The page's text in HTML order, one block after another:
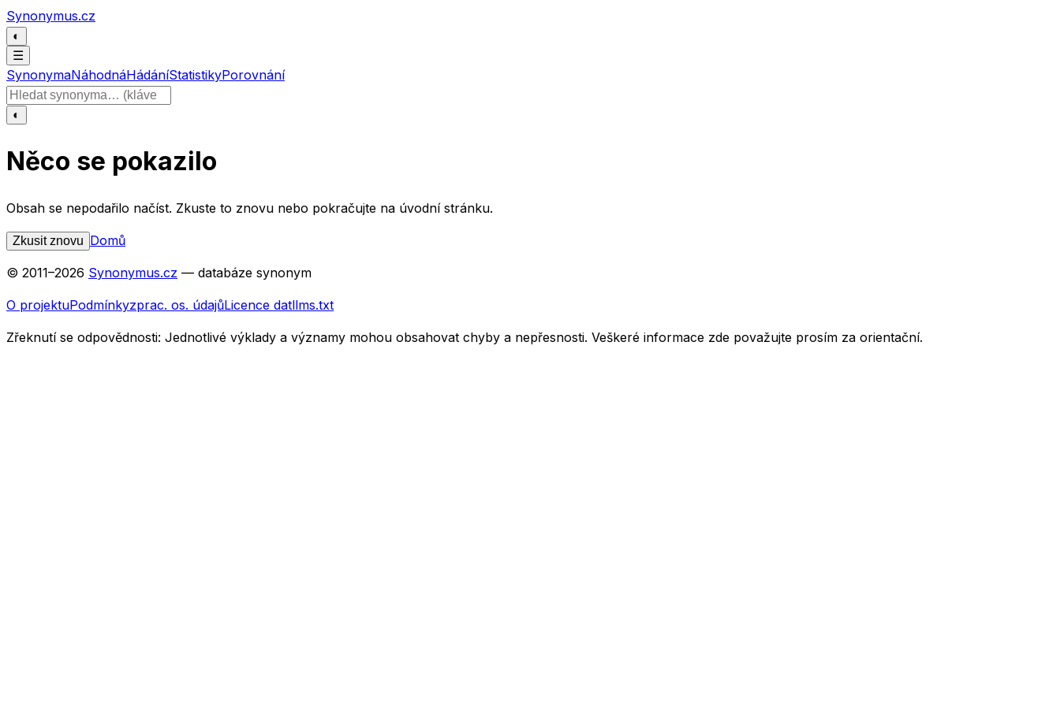
Přeskočit na obsah
Synonymus.cz
◐
☰
SynonymaNáhodnáHádáníStatistikyPorovnání
Hledat slovo
◐
Něco se pokazilo
Obsah se nepodařilo načíst. Zkuste to znovu nebo pokračujte na úvodní stránku.
Zkusit znovu Domů
© 2011–2026 Synonymus.cz — databáze synonym
O projektuPodmínkyzprac. os. údajůLicence datllms.txt
Zřeknutí se odpovědnosti: Jednotlivé výklady a významy mohou obsahovat chyby a nepřesnosti. Veškeré informace zde považujte prosím za orientační.